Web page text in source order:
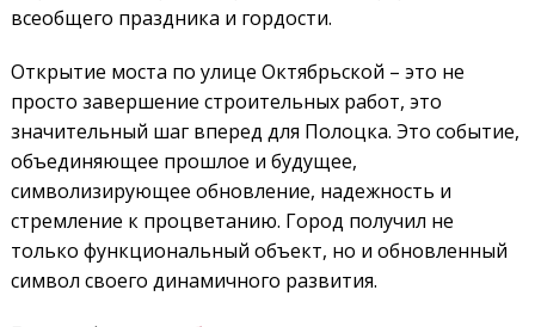
всеобщего праздника и гордости.
Открытие моста по улице Октябрьской – это не
просто завершение строительных работ, это
значительный шаг вперед для Полоцка. Это событие,
объединяющее прошлое и будущее,
символизирующее обновление, надежность и
стремление к процветанию. Город получил не
только функциональный объект, но и обновленный
символ своего динамичного развития.